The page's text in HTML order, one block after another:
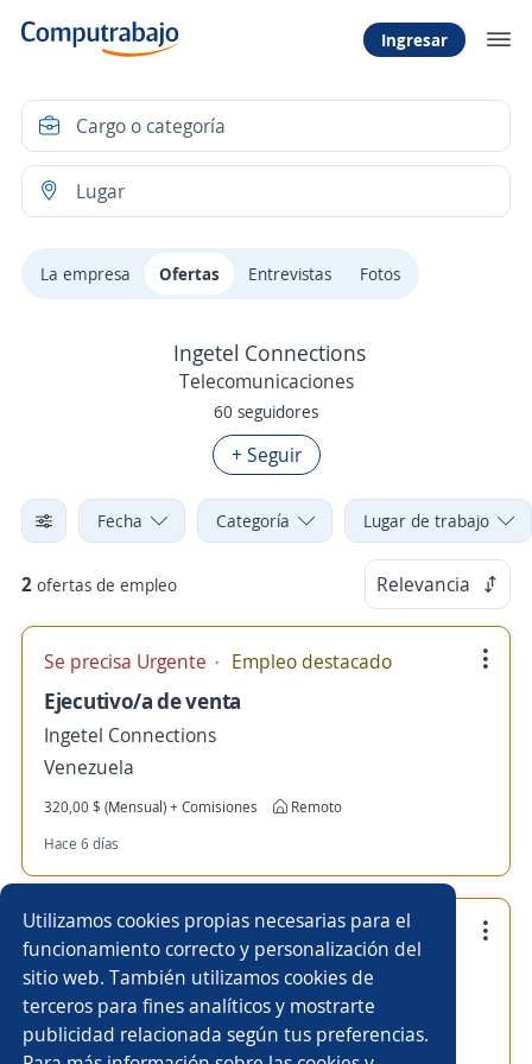
Utilizamos cookies propias necesarias para el
funcionamiento correcto y personalización del
sitio web. También utilizamos cookies de
terceros para fines analíticos y mostrarte
publicidad relacionada según tus preferencias.
Ingresar
La empresa Ofertas Entrevistas Fotos
Ingetel Connections
Telecomunicaciones
60 seguidores
+ Seguir
Fecha Categoría Lugar de trabajo
2 ofertas de empleo Relevancia
Se precisa Urgente Empleo destacado
Ejecutivo/a de venta
Ingetel Connections
Venezuela
320,00 $ (Mensual) + Comisiones
Remoto
Hace 6 días
Empleo destacado
Recepcionista asistente administrativo
Ingetel Connections
Iribarren, Lara